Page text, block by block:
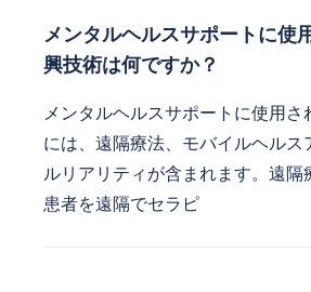
メンタルヘルスサポートに使
興技術は何ですか？
メンタルヘルスサポートに使用さ
には、遠隔療法、モバイルヘルス
ルリアリティが含まれます。遠隔
患者を遠隔でセラピ